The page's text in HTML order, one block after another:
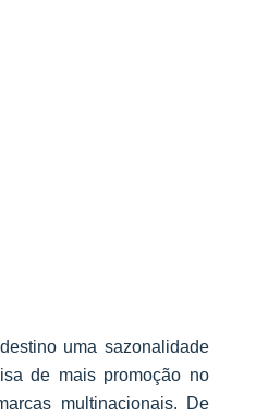
uma sazonalidade
de mais promoção no
multinacionais. De